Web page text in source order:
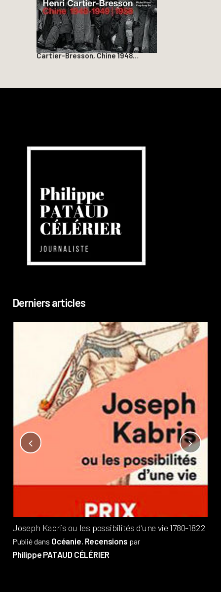
Cartier-Bresson, Chine 1948…
Derniers articles
Joseph Kabris ou les possibilités d’une vie 1780-1822
Publié dans Océanie, Recensions par
Philippe PATAUD CÉLÉRIER